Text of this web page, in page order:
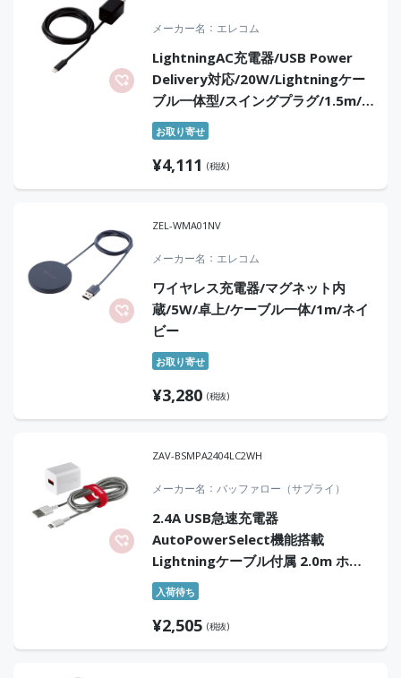
メーカー名 エレコム
LightningAC充電器/USB Power
Delivery対応/20W/Lightningケー
ブル一体型/スイングプラグ/1.5m/
ブラック
お取り寄せ
¥4,111 (税抜)
ZEL-WMA01NV
メーカー名 エレコム
ワイヤレス充電器/マグネット内
蔵/5W/卓上/ケーブル一体/1m/ネイ
ビー
お取り寄せ
¥3,280 (税抜)
ZAV-BSMPA2404LC2WH
メーカー名 バッファロー（サプライ）
2.4A USB急速充電器
AutoPowerSelect機能搭載
Lightningケーブル付属 2.0m ホワ
イト
入荷待ち
¥2,505 (税抜)